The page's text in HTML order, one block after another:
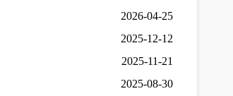
2026-04-25
2025-12-12
2025-11-21
2025-08-30